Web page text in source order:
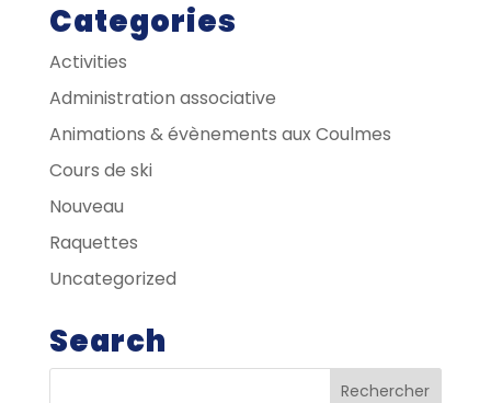
Categories
Activities
Administration associative
Animations & évènements aux Coulmes
Cours de ski
Nouveau
Raquettes
Uncategorized
Search